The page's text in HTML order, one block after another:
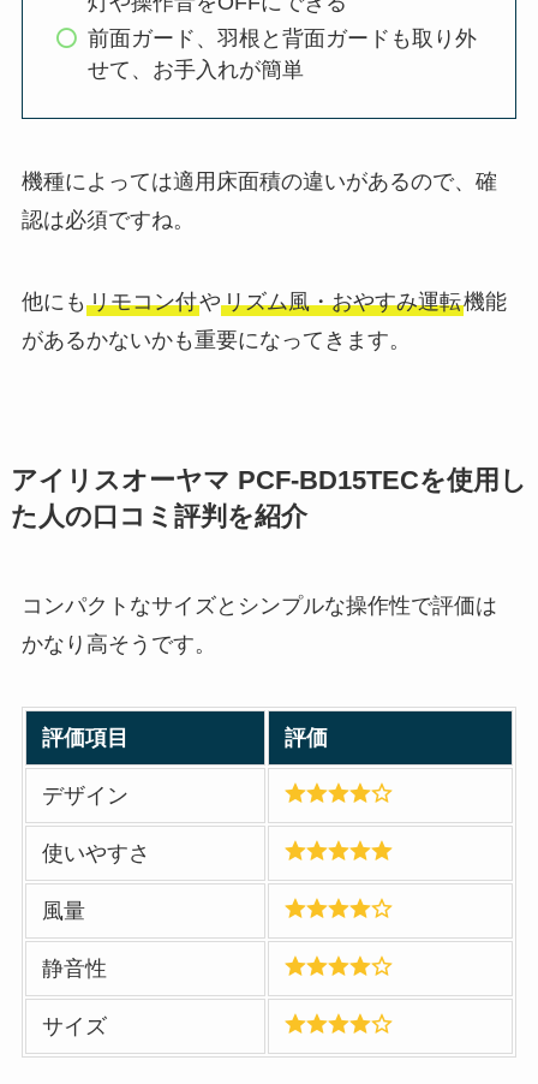
前面ガード、羽根と背面ガードも取り外
せて、お手入れが簡単
機種によっては適用床面積の違いがあるので、確
認は必須ですね。
他にも リモコン付やリズム風・おやすみ運転機能
があるかないかも重要になってきます。
アイリスオーヤマ PCF-BD15TECを使用し
た人の口コミ評判を紹介
コンパクトなサイズとシンプルな操作性で評価は
かなり高そうです。
評価項目 評価
デザイン
使いやすさ
風量
静音性
サイズ